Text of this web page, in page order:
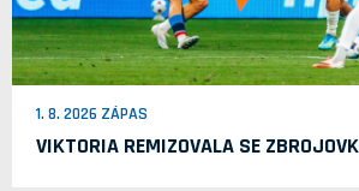
1. 8. 2026 ZÁPAS
VIKTORIA REMIZOVALA SE